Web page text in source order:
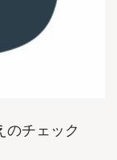
のチェック